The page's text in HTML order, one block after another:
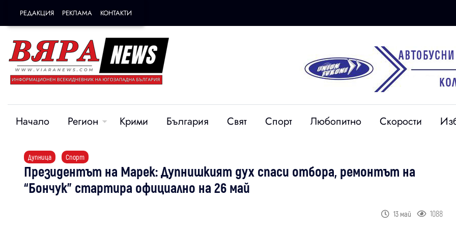
РЕДАКЦИЯ РЕКЛАМА КОНТАКТИ
Начало Регион Крими България Свят Спорт Любопитно Скорости
Дупница Спорт
Президентът на Марек: Дупнишкият дух спаси отбора, ремонтът на
“Бончук” стартира официално на 26 май
13 май 1088